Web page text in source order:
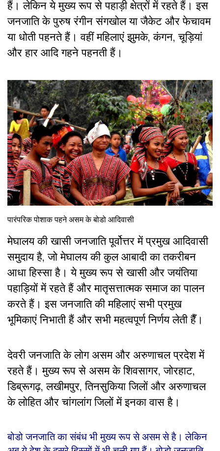
हैं। लेकिन ये मुख्य रूप से पहाड़ी क्षेत्रों में रहते हैं।इस
जनजाति के पुरुष रंगीन संगखोल या जैकेट और फेचावम
या धोती पहनते हैं। वहीं महिलाएं झुमके,कंगन,चूड़ियां
और हार आदि गहने पहनती हैं।
पारंपरिक पोशाक पहने असम के बोडो आदिवासी
मेघालयकीखासी जनजाति पूर्वोत्तर में प्रमुख आदिवासी
समुदाय है,जो मेघालय की कुल आबादी का तकरीबन
आधा हिस्सा है। ये मुख्य रूप से खासी और जयंतिया
पहाड़ियों में रहते हैं और मातृसत्तात्मक समाज का पालन
करते हैं। इस जनजाति की महिलाएं सभी प्रमुख
भूमिकाएं निभाती हैं और सभी महत्वपूर्ण निर्णय लेती हैँ।
देवरी जनजातिके लोगअसम और अरुणाचल प्रदेश में
रहते हैं। मुख्य रूप से असम के शिवसागर,जोरहाट,
डिब्रूगढ़,लखीमपुर,तिनसुकिया जिलों और अरुणाचल
के लोहित और चांगलांग जिलों में इनका वास है।
बोडो जनजाति का संबंध भी मुख्य रूप से असम से है ।लेकिन